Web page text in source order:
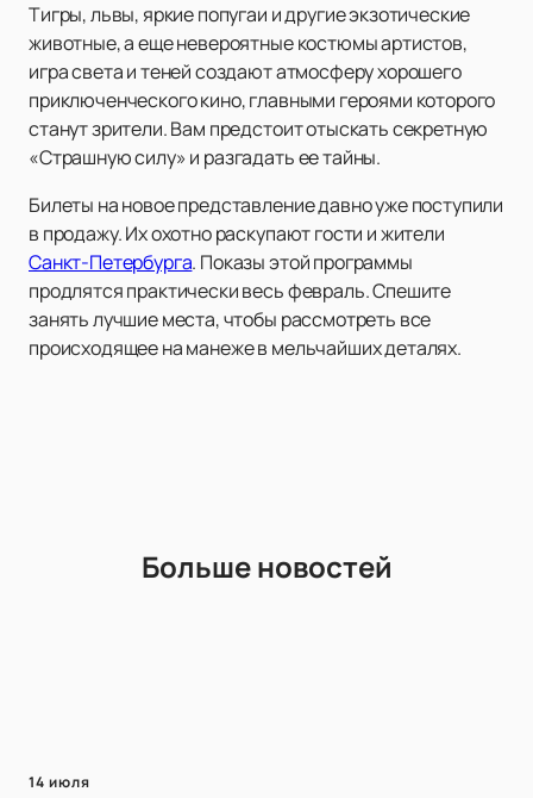
Тигры, львы, яркие попугаи и другие экзотические
животные, а еще невероятные костюмы артистов,
игра света и теней создают атмосферу хорошего
приключенческого кино, главными героями которого
станут зрители. Вам предстоит отыскать секретную
«Страшную силу» и разгадать ее тайны.
Билеты на новое представление давно уже поступили
в продажу. Их охотно раскупают гости и жители
Санкт-Петербурга. Показы этой программы
продлятся практически весь февраль. Спешите
занять лучшие места, чтобы рассмотреть все
происходящее на манеже в мельчайших деталях.
Больше новостей
14 июля